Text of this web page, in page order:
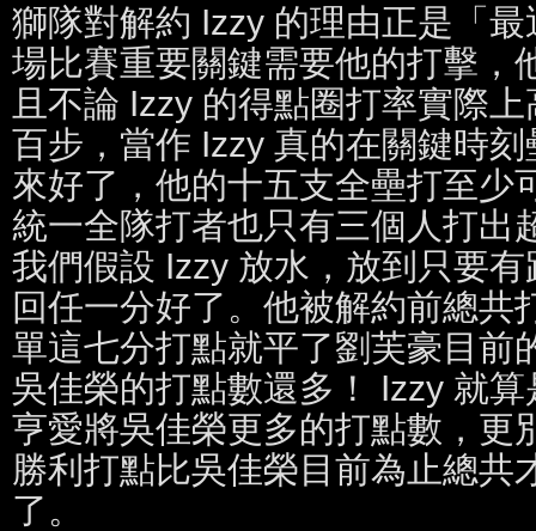
獅隊對解約 Izzy 的理由正是「
場比賽重要關鍵需要他的打擊，
且不論 Izzy 的得點圈打率實際
百步，當作 Izzy 真的在關鍵時
來好了，他的十五支全壘打至少
統一全隊打者也只有三個人打出
我們假設 Izzy 放水，放到只要
回任一分好了。他被解約前總共
單這七分打點就平了劉芙豪目前
吳佳榮的打點數還多！ Izzy 就
亨愛將吳佳榮更多的打點數，更
勝利打點比吳佳榮目前為止總共
了。